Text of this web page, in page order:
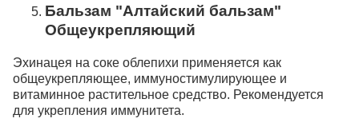
Бальзам "Алтайский бальзам"
Общеукрепляющий
Эхинацея на соке облепихи применяется как
общеукрепляющее, иммуностимулирующее и
витаминное растительное средство. Рекомендуется
для укрепления иммунитета.